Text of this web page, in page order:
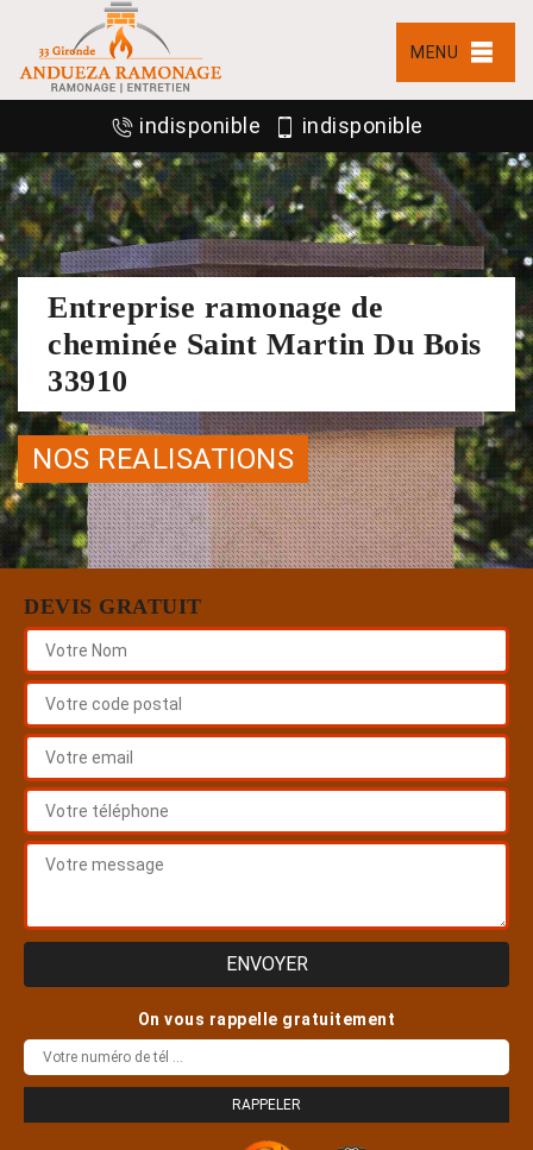
MENU
indisponible indisponible
Entreprise ramonage de
cheminée Saint Martin Du Bois
33910
NOS REALISATIONS
DEVIS GRATUIT
On vous rappelle gratuitement